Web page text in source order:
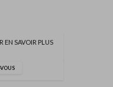
EN SAVOIR PLUS